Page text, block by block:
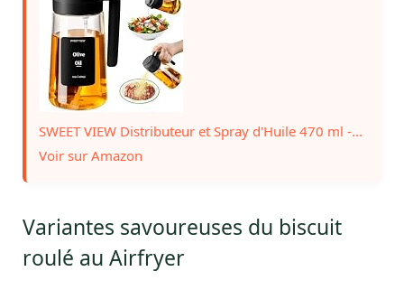
SWEET VIEW Distributeur et Spray d'Huile 470 ml -...
Voir sur Amazon
Variantes savoureuses du biscuit
roulé au Airfryer